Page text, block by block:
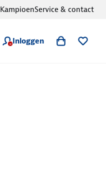
Inloggen
KampioenService & contact